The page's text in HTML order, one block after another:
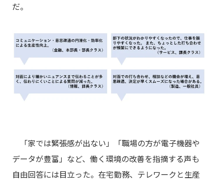
だ。
「家では緊張感が出ない」「職場の方が電子機器や
データが豊富」など、働く環境の改善を指摘する声も
自由回答には目立った。在宅勤務、テレワークと生産